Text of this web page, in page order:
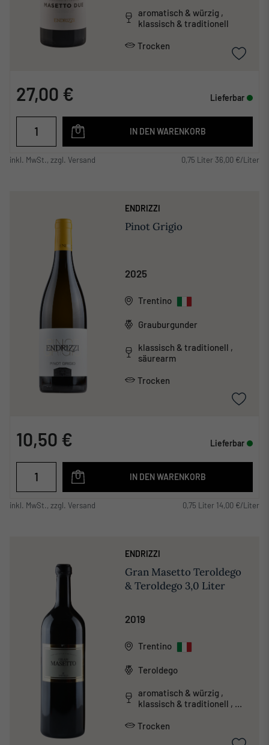
aromatisch & würzig ,
klassisch & traditionell
Trocken
27,00 € Lieferbar
IN DEN WARENKORB
inkl. MwSt., zzgl. Versand 0,75 Liter 36,00 €/Liter
ENDRIZZI
Pinot Grigio
2025
Trentino
Grauburgunder
klassisch & traditionell ,
säurearm
Trocken
10,50 € Lieferbar
IN DEN WARENKORB
inkl. MwSt., zzgl. Versand 0,75 Liter 14,00 €/Liter
ENDRIZZI
Gran Masetto Teroldego
& Teroldego 3,0 Liter
2019
Trentino
Teroldego
aromatisch & würzig ,
klassisch & traditionell ,
Trocken